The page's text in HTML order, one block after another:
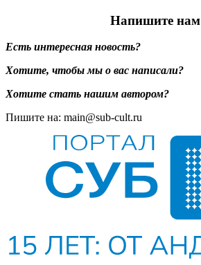
Напишите нам
Есть интересная новость?
Хотите, чтобы мы о вас написали?
Хотите стать нашим автором?
Пишите на: main@sub-cult.ru